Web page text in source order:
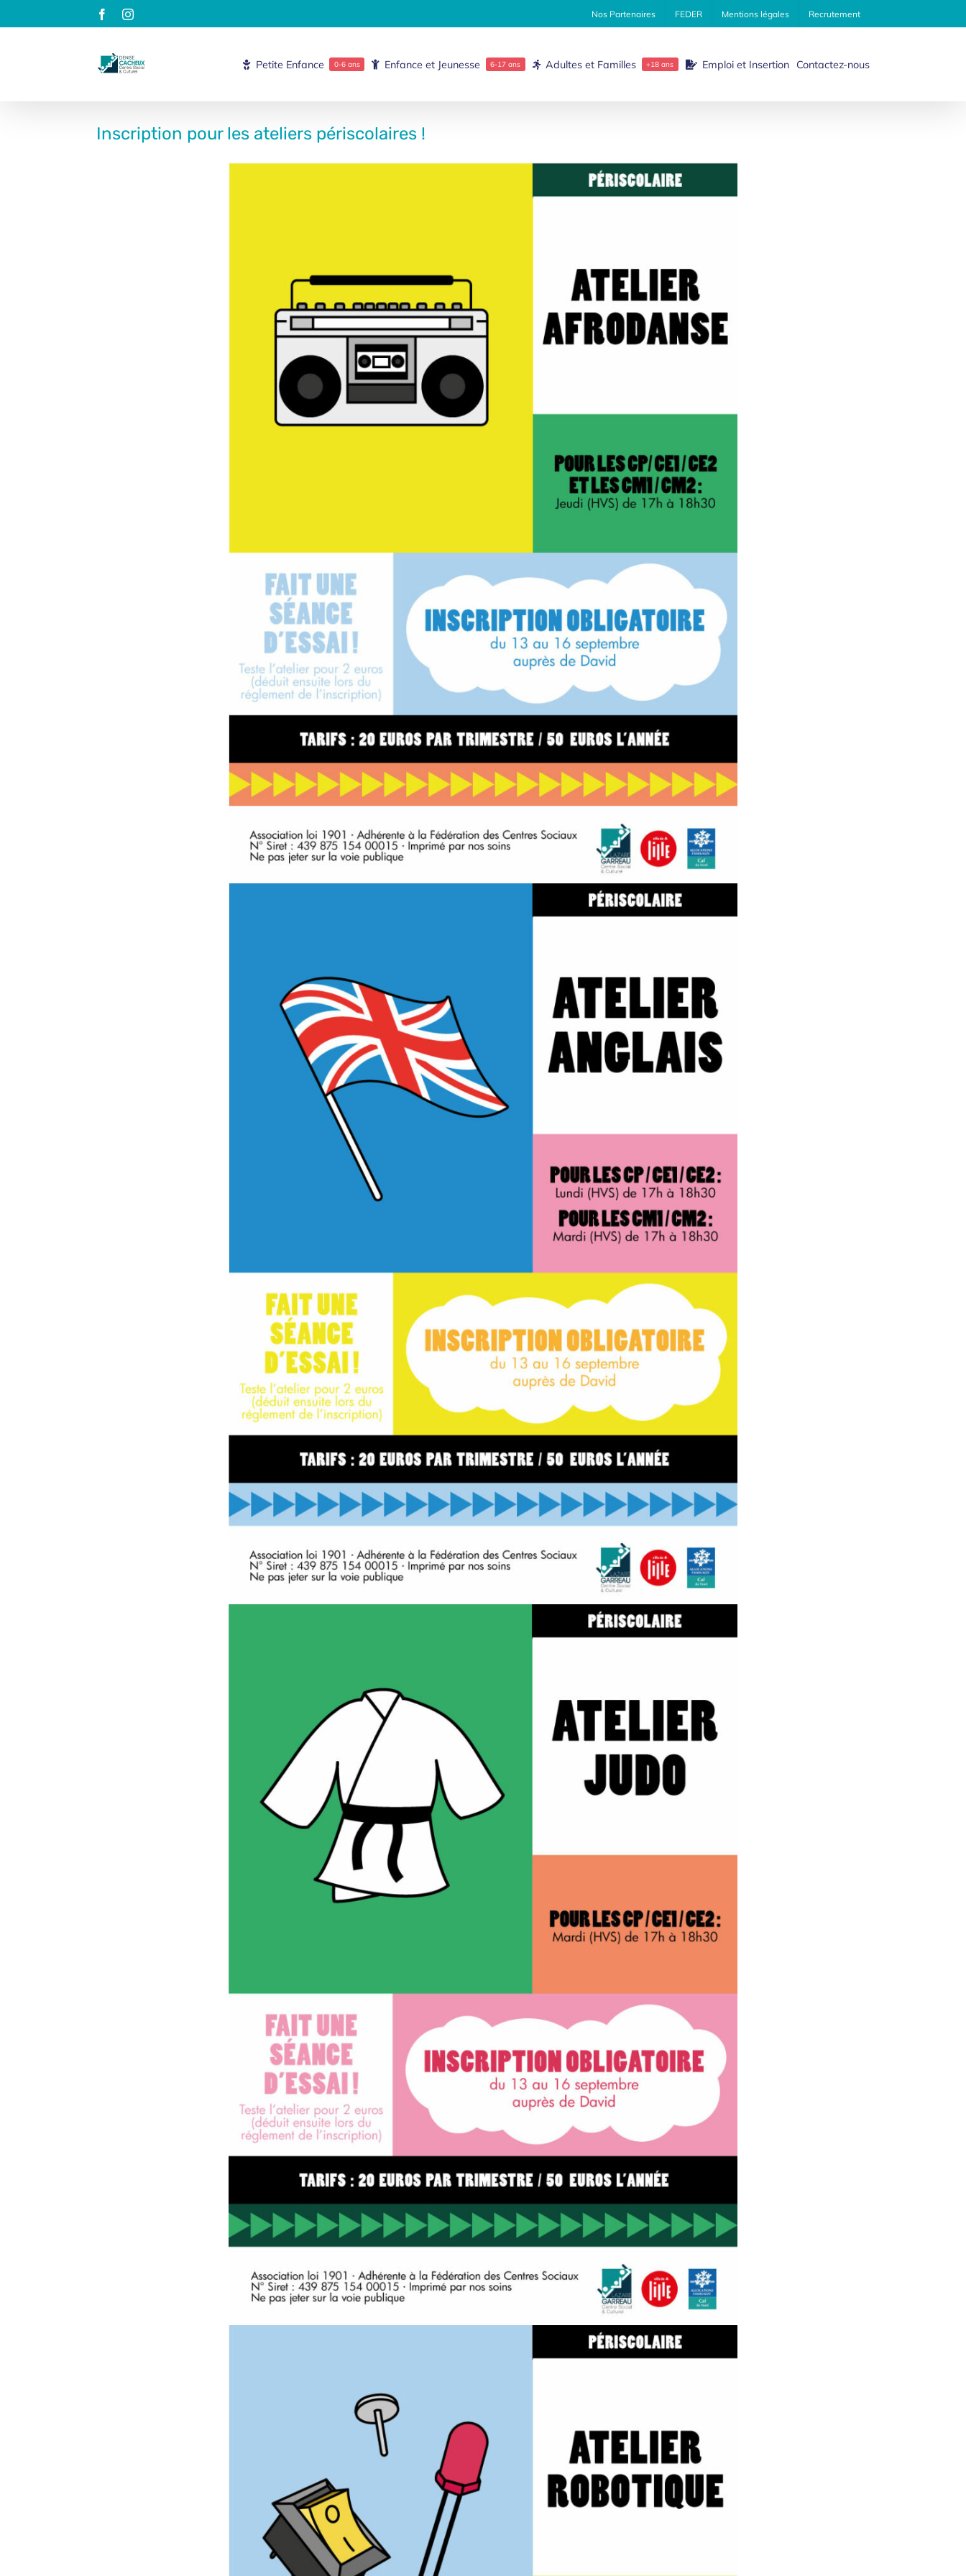
au
FacebookInstagram Nos Partenaires FEDER Mentions légales Recrutement
Petite Enfance 0-6 ans Enfance et Jeunesse 6-17 ans Adultes et Familles +18 ans Emploi et Insertion Contactez-nous
Inscription pour les ateliers périscolaires !